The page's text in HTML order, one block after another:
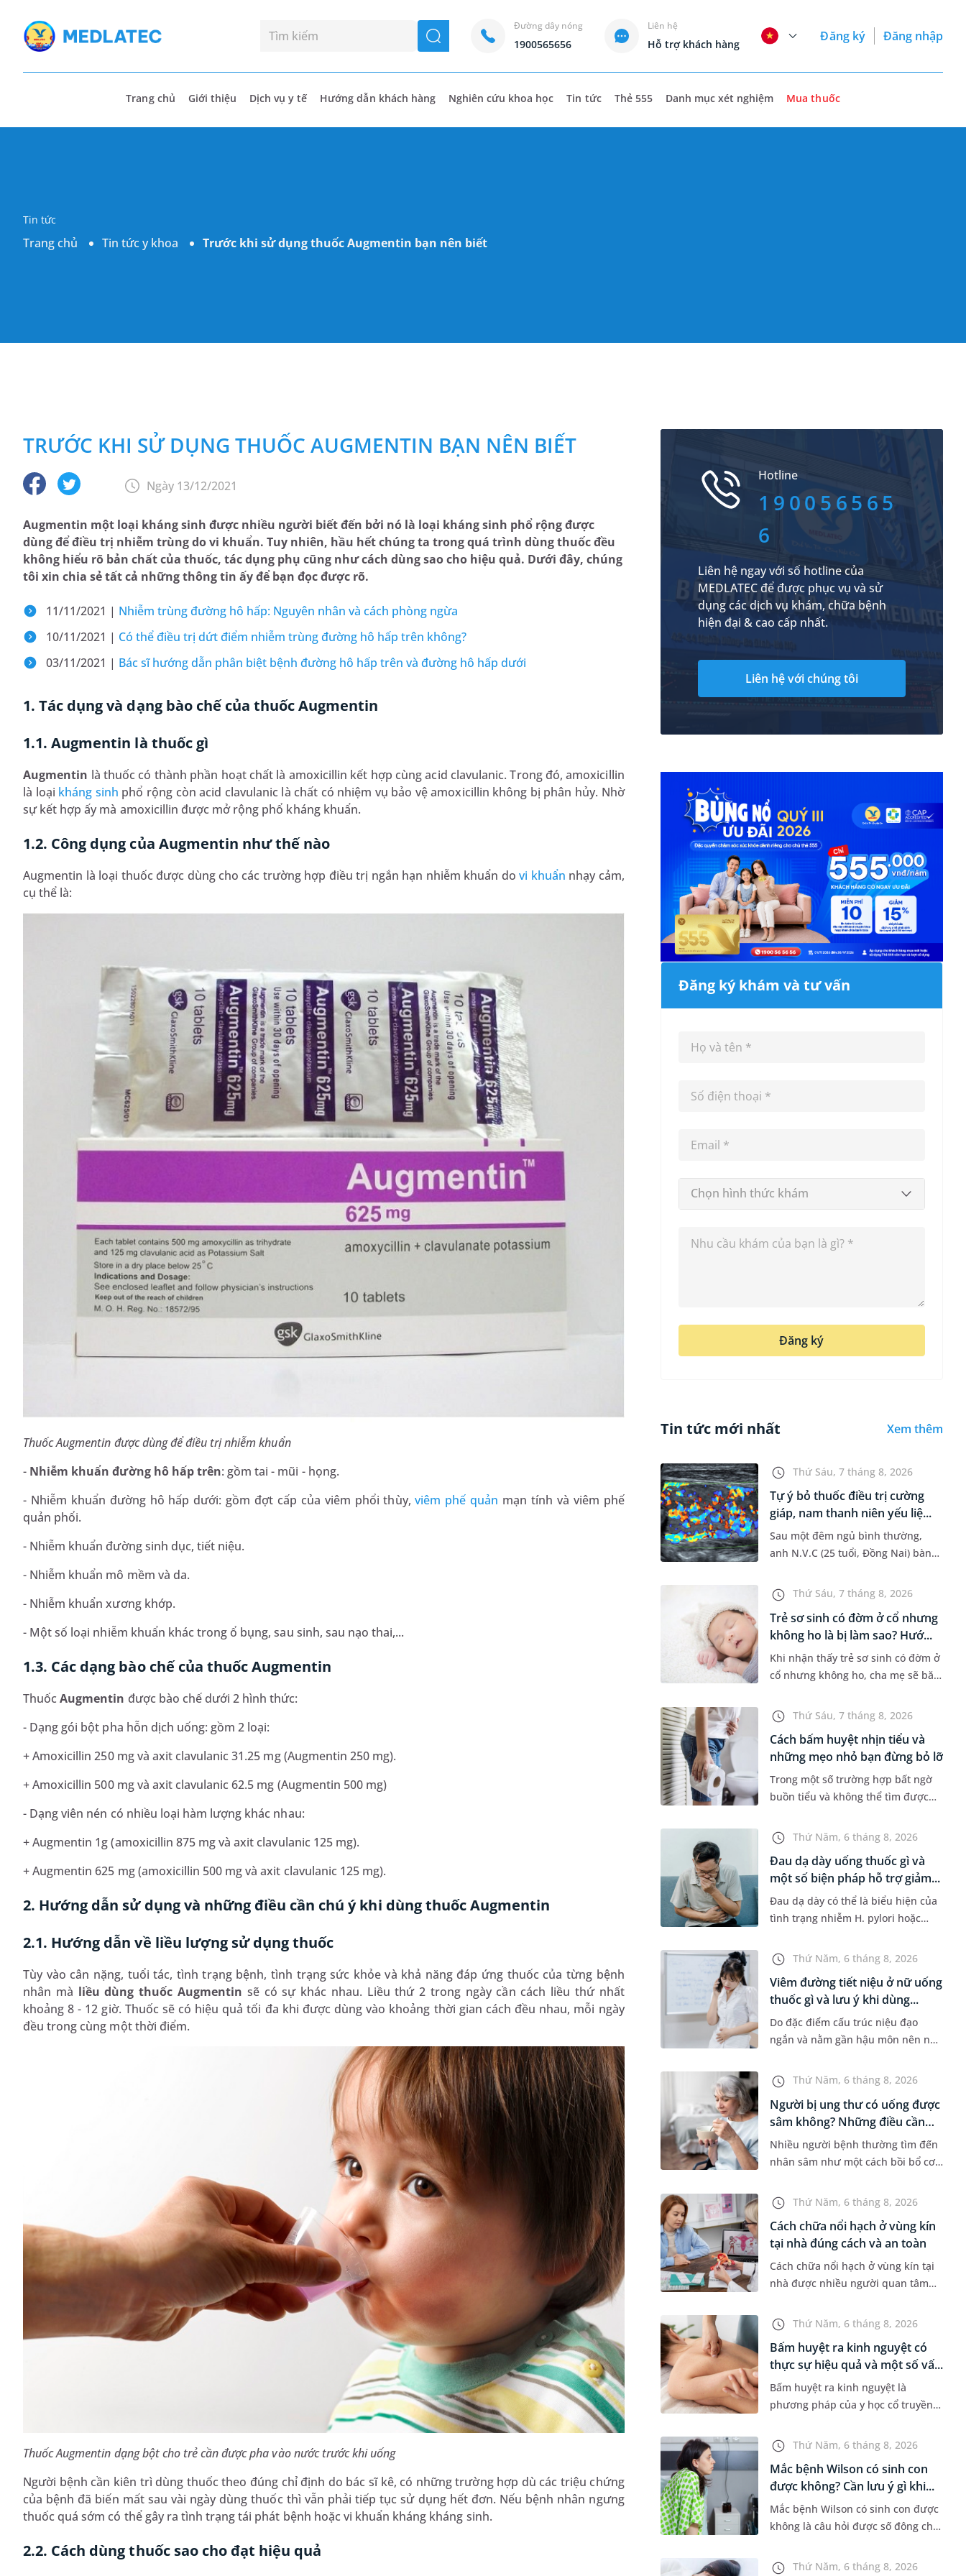
seach
Đường dây nóng
1900565656
Liên hệ
Hỗ trợ khách hàng
Đăng ký Đăng nhập
Trang chủ Giới thiệu Dịch vụ y tế Hướng dẫn khách hàng Nghiên cứu khoa học Tin tức Thẻ 555 Danh mục xét nghiệm Mua thuốc
Tin tức
Trang chủ Tin tức y khoa Trước khi sử dụng thuốc Augmentin bạn nên biết
TRƯỚC KHI SỬ DỤNG THUỐC AUGMENTIN BẠN NÊN BIẾT
Ngày 13/12/2021
Augmentin một loại kháng sinh được nhiều người biết đến bởi nó là loại kháng sinh phổ rộng được
dùng để điều trị nhiễm trùng do vi khuẩn. Tuy nhiên, hầu hết chúng ta trong quá trình dùng thuốc đều
không hiểu rõ bản chất của thuốc, tác dụng phụ cũng như cách dùng sao cho hiệu quả. Dưới đây, chúng
tôi xin chia sẻ tất cả những thông tin ấy để bạn đọc được rõ.
11/11/2021 | Nhiễm trùng đường hô hấp: Nguyên nhân và cách phòng ngừa
10/11/2021 | Có thể điều trị dứt điểm nhiễm trùng đường hô hấp trên không?
03/11/2021 | Bác sĩ hướng dẫn phân biệt bệnh đường hô hấp trên và đường hô hấp dưới
1. Tác dụng và dạng bào chế của thuốc Augmentin
1.1. Augmentin là thuốc gì
Augmentin là thuốc có thành phần hoạt chất là amoxicillin kết hợp cùng acid clavulanic. Trong đó, amoxicillin
là loại kháng sinh phổ rộng còn acid clavulanic là chất có nhiệm vụ bảo vệ amoxicillin không bị phân hủy. Nhờ
sự kết hợp ấy mà amoxicillin được mở rộng phổ kháng khuẩn.
1.2. Công dụng của Augmentin như thế nào
Augmentin là loại thuốc được dùng cho các trường hợp điều trị ngắn hạn nhiễm khuẩn dovi khuẩn nhạy cảm,
cụ thể là:
Thuốc Augmentin được dùng để điều trị nhiễm khuẩn
- Nhiễm khuẩn đường hô hấp trên: gồm tai - mũi - họng.
- Nhiễm khuẩn đường hô hấp dưới: gồm đợt cấp của viêm phổi thùy,viêm phế quản mạn tính và viêm phế
quản phổi.
- Nhiễm khuẩn đường sinh dục, tiết niệu.
- Nhiễm khuẩn mô mềm và da.
- Nhiễm khuẩn xương khớp.
- Một số loại nhiễm khuẩn khác trong ổ bụng, sau sinh, sau nạo thai,...
1.3. Các dạng bào chế của thuốc Augmentin
ThuốcAugmentin được bào chế dưới 2 hình thức:
- Dạng gói bột pha hỗn dịch uống: gồm 2 loại:
+ Amoxicillin 250 mg và axit clavulanic 31.25 mg (Augmentin 250 mg).
+ Amoxicillin 500 mg và axit clavulanic 62.5 mg (Augmentin 500 mg)
- Dạng viên nén có nhiều loại hàm lượng khác nhau:
+ Augmentin 1g (amoxicillin 875 mg và axit clavulanic 125 mg).
+ Augmentin 625 mg (amoxicillin 500 mg và axit clavulanic 125 mg).
2. Hướng dẫn sử dụng và những điều cần chú ý khi dùng thuốc Augmentin
2.1. Hướng dẫn về liều lượng sử dụng thuốc
Tùy vào cân nặng, tuổi tác, tình trạng bệnh, tình trạng sức khỏe và khả năng đáp ứng thuốc của từng bệnh
nhân mà liều dùng thuốc Augmentin sẽ có sự khác nhau. Liều thứ 2 trong ngày cần cách liều thứ nhất
khoảng 8 - 12 giờ. Thuốc sẽ có hiệu quả tối đa khi được dùng vào khoảng thời gian cách đều nhau, mỗi ngày
đều trong cùng một thời điểm.
Thuốc Augmentin dạng bột cho trẻ cần được pha vào nước trước khi uống
Người bệnh cần kiên trì dùng thuốc theo đúng chỉ định do bác sĩ kê, có những trường hợp dù các triệu chứng
của bệnh đã biến mất sau vài ngày dùng thuốc thì vẫn phải tiếp tục sử dụng hết đơn. Nếu bệnh nhân ngưng
thuốc quá sớm có thể gây ra tình trạng tái phát bệnh hoặc vi khuẩn kháng kháng sinh.
2.2. Cách dùng thuốc sao cho đạt hiệu quả
Hotline
190056565
6
Liên hệ ngay với số hotline của
MEDLATEC để được phục vụ và sử
dụng các dịch vụ khám, chữa bệnh
hiện đại & cao cấp nhất.
Liên hệ với chúng tôi
Đăng ký khám và tư vấn
Chọn hình thức khám
Đăng ký
Tin tức mới nhất Xem thêm
Thứ Sáu, 7 tháng 8, 2026
Tự ý bỏ thuốc điều trị cường
giáp, nam thanh niên yếu liệ...
Sau một đêm ngủ bình thường,
anh N.V.C (25 tuổi, Đồng Nai) bàng
không thể vận động đi lại được. Kết
quả thăm khám tại Phòng...
Thứ Sáu, 7 tháng 8, 2026
Trẻ sơ sinh có đờm ở cổ nhưng
không ho là bị làm sao? Hướ...
Khi nhận thấy trẻ sơ sinh có đờm ở
cổ nhưng không ho, cha mẹ sẽ băn
đường hô hấp hay không. Những
chia sẻ dưới đây sẽ giúp ch...
Thứ Sáu, 7 tháng 8, 2026
Cách bấm huyệt nhịn tiểu và
những mẹo nhỏ bạn đừng bỏ lỡ
Trong một số trường hợp bất ngờ
buồn tiểu và không thể tìm được
dụng phương pháp bấm huyệt
nhịn tiểu. Vậy cách bấm huyệt
nhịn...
Thứ Năm, 6 tháng 8, 2026
Đau dạ dày uống thuốc gì và
một số biện pháp hỗ trợ giảm...
Đau dạ dày có thể là biểu hiện của
tình trạng nhiễm H. pylori hoặc
Dựa theo nguyên nhân cụ thể, bác
sĩ sẽ cân nhắc chỉ định p...
Thứ Năm, 6 tháng 8, 2026
Viêm đường tiết niệu ở nữ uống
thuốc gì và lưu ý khi dùng...
Do đặc điểm cấu trúc niệu đạo
ngắn và nằm gần hậu môn nên nữ
niệu hơn nam giới. Tùy theo
nguyên nhân, mức độ nhiễm trùng
và...
Thứ Năm, 6 tháng 8, 2026
Người bị ung thư có uống được
sâm không? Những điều cần
b...
Nhiều người bệnh thường tìm đến
nhân sâm như một cách bồi bổ cơ
thư. Tuy nhiên, câu hỏi người bị
ung thư có uống được sâm kh...
Thứ Năm, 6 tháng 8, 2026
Cách chữa nổi hạch ở vùng kín
tại nhà đúng cách và an toàn
Cách chữa nổi hạch ở vùng kín tại
nhà được nhiều người quan tâm
bẹn hoặc cơ quan sinh dục. Nếu
hạch mới xuất hiện, kích th...
Thứ Năm, 6 tháng 8, 2026
Bấm huyệt ra kinh nguyệt có
thực sự hiệu quả và một số vấ...
Bấm huyệt ra kinh nguyệt là
phương pháp của y học cổ truyền
gặp tình trạng chậm kinh hoặc kinh
nguyệt không đều. Vậy phương
ph...
Thứ Năm, 6 tháng 8, 2026
Mắc bệnh Wilson có sinh con
được không? Cần lưu ý gì khi...
Mắc bệnh Wilson có sinh con được
không là câu hỏi được số đông chị
tâm. Trên thực tế, người mắc bệnh
Thứ Năm, 6 tháng 8, 2026